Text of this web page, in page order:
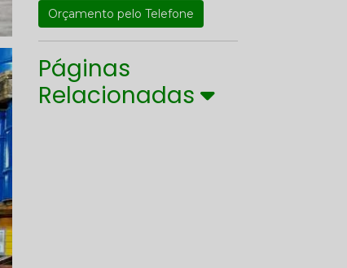
Orçamento pelo Telefone
Páginas
Relacionadas